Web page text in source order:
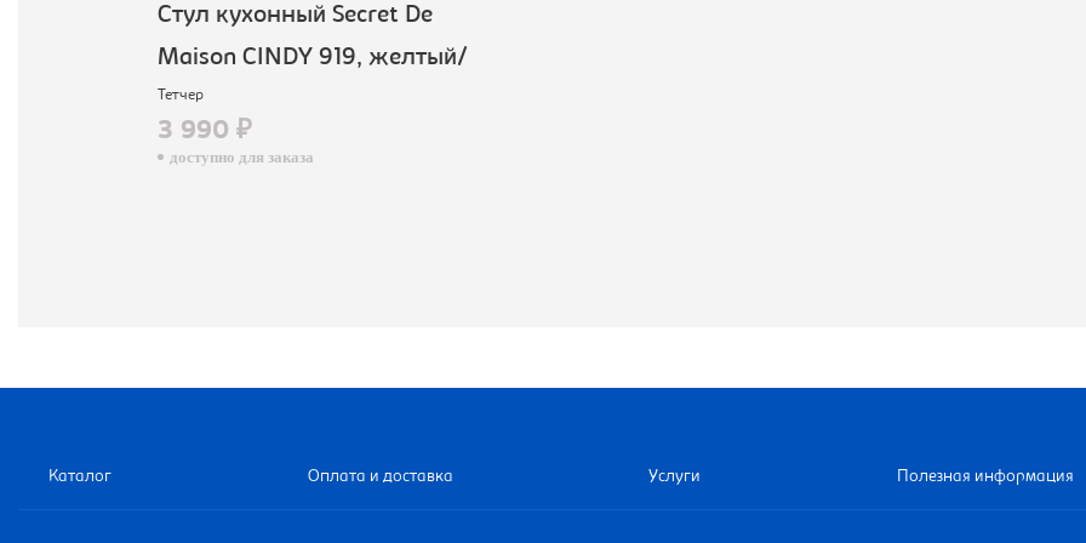
Стул кухонный Secret De
Maison CINDY 919, желтый/
Тетчер
3 990 ₽
доступно для заказа
Каталог Оплата и доставка Услуги Полезная информация